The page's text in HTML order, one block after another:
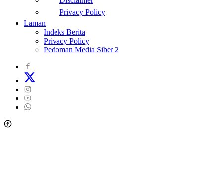
Privacy Policy
Laman
Indeks Berita
Privacy Policy
Pedoman Media Siber 2